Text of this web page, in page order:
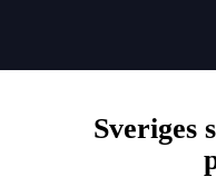
Sveriges